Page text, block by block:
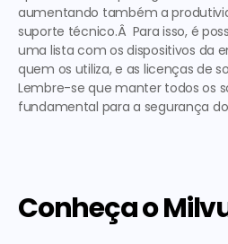
aumentando também a
suporte técnico.Â  Para isso, é
uma lista com os dispositivos da
quem os utiliza, e as licenças de
Lembre-se que manter todos os
fundamental para a segurança
Conheça o